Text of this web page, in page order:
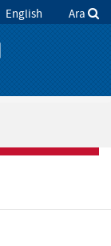
English Ara